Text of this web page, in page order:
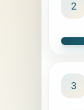
2
3